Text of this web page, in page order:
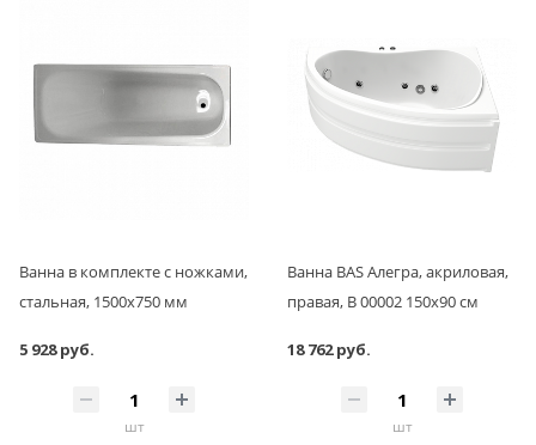
Ванна в комплекте с ножками,
стальная, 1500x750 мм
5 928 руб.
шт
Ванна BAS Алегра, акриловая,
правая, В 00002 150х90 см
18 762 руб.
шт